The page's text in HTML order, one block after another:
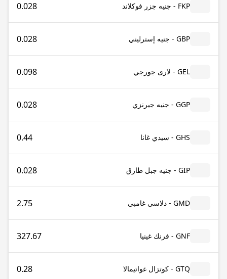
FKP - جنيه جزر فوكلاند 0.028
GBP - جنيه إسترليني 0.028
GEL - لارى جورجي 0.098
GGP - جنيه جيرنزي 0.028
GHS - سيدي غانا 0.44
GIP - جنيه جبل طارق 0.028
GMD - دلاسي غامبي 2.75
GNF - فرنك غينيا 327.67
GTQ - كوتزال غواتيمالا 0.28